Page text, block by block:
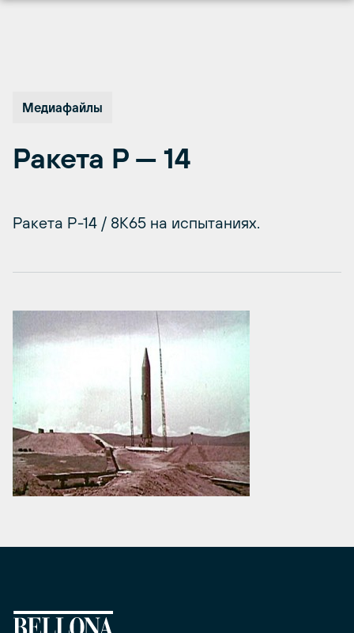
Медиафайлы
Ракета Р — 14
Ракета Р-14 / 8К65 на испытаниях.